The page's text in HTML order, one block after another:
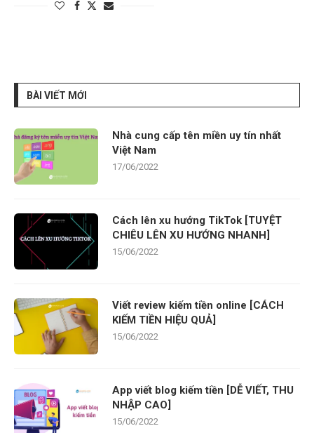
BÀI VIẾT MỚI
Nhà cung cấp tên miền uy tín nhất
Việt Nam
17/06/2022
Cách lên xu hướng TikTok [TUYỆT
CHIÊU LÊN XU HƯỚNG NHANH]
15/06/2022
Viết review kiếm tiền online [CÁCH
KIẾM TIỀN HIỆU QUẢ]
15/06/2022
App viết blog kiếm tiền [DỄ VIẾT, THU
NHẬP CAO]
15/06/2022